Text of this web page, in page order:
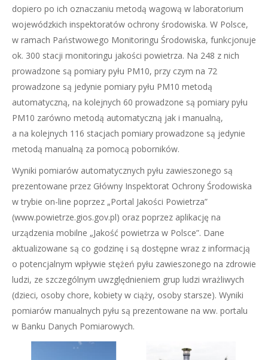
dopiero po ich oznaczaniu metodą wagową w laboratorium
wojewódzkich inspektoratów ochrony środowiska. W Polsce,
w ramach Państwowego Monitoringu Środowiska, funkcjonuje
ok. 300 stacji monitoringu jakości powietrza. Na 248 z nich
prowadzone są pomiary pyłu PM10, przy czym na 72
prowadzone są jedynie pomiary pyłu PM10 metodą
automatyczną, na kolejnych 60 prowadzone są pomiary pyłu
PM10 zarówno metodą automatyczną jak i manualną,
a na kolejnych 116 stacjach pomiary prowadzone są jedynie
metodą manualną za pomocą poborników.
Wyniki pomiarów automatycznych pyłu zawieszonego są
prezentowane przez Główny Inspektorat Ochrony Środowiska
w trybie on-line poprzez „Portal Jakości Powietrza”
(www.powietrze.gios.gov.pl) oraz poprzez aplikację na
urządzenia mobilne „Jakość powietrza w Polsce”. Dane
aktualizowane są co godzinę i są dostępne wraz z informacją
o potencjalnym wpływie stężeń pyłu zawieszonego na zdrowie
ludzi, ze szczególnym uwzględnieniem grup ludzi wrażliwych
(dzieci, osoby chore, kobiety w ciąży, osoby starsze). Wyniki
pomiarów manualnych pyłu są prezentowane na ww. portalu
w Banku Danych Pomiarowych.